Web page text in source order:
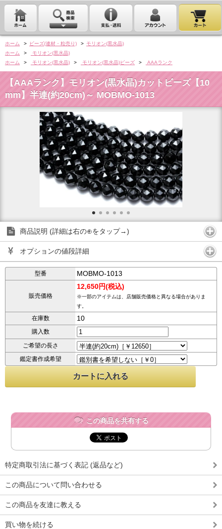
ホーム > ビーズ(連材・粒売り) > モリオン(黒水晶)
ホーム
>
モリオン(黒水晶)
ホーム
> モリオン(黒水晶) > モリオン(黒水晶)ビーズ > AAAランク
【AAAランク】モリオン(黒水晶)カットビーズ【10
mm】半連(約20cm)～ MOBMO-1013
商品説明 (詳細は右の⊕をタップ→)
オプションの値段詳細
型番 MOBMO-1013
販売価格
12,650円(税込)
※一部のアイテムは、店舗販売価格と異なる場合がありま
す。
在庫数 10
購入数
ご希望の長さ
鑑定書作成希望
この商品を共有する
特定商取引法に基づく表記 (返品など)
この商品について問い合わせる
この商品を友達に教える
買い物を続ける